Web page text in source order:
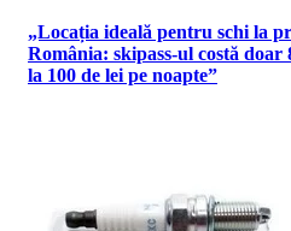
„Locația ideală pentru schi la
România: skipass-ul costă doar
la 100 de lei pe noapte”